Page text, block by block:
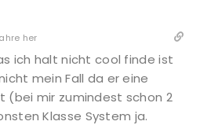
her
ich halt nicht cool finde ist
mein Fall da er eine
(bei mir zumindest schon 2
Klasse System ja.